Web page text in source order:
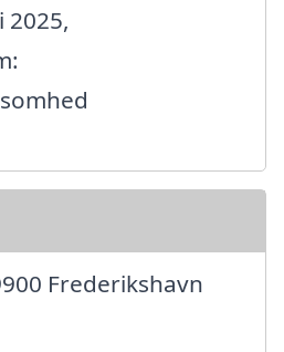
2025,
Frederikshavn